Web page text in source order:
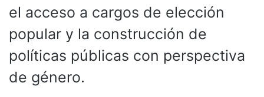
el acceso a cargos de elección
popular y la construcción de
políticas públicas con perspectiva
de género.